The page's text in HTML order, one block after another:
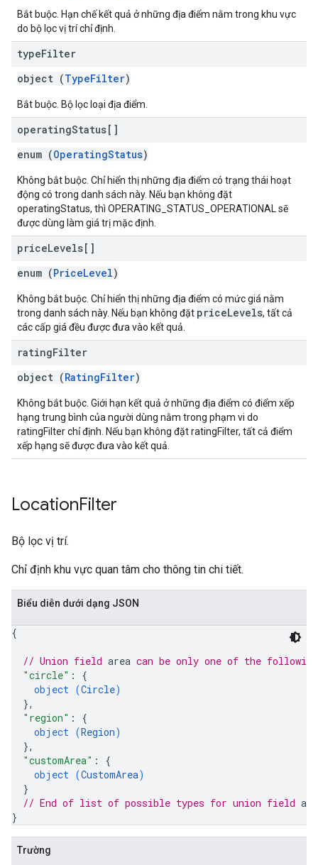
Bắt buộc. Hạn chế kết quả ở những địa điểm nằm trong khu vực
do bộ lọc vị trí chỉ định.
typeFilter
object (TypeFilter)
Bắt buộc. Bộ lọc loại địa điểm.
operatingStatus[]
enum (OperatingStatus)
Không bắt buộc. Chỉ hiển thị những địa điểm có trạng thái hoạt
động có trong danh sách này. Nếu bạn không đặt
operatingStatus, thì OPERATING_STATUS_OPERATIONAL sẽ
được dùng làm giá trị mặc định.
priceLevels[]
enum (PriceLevel)
Không bắt buộc. Chỉ hiển thị những địa điểm có mức giá nằm
trong danh sách này. Nếu bạn không đặt priceLevels, tất cả
các cấp giá đều được đưa vào kết quả.
ratingFilter
object (RatingFilter)
Không bắt buộc. Giới hạn kết quả ở những địa điểm có điểm xếp
hạng trung bình của người dùng nằm trong phạm vi do
ratingFilter chỉ định. Nếu bạn không đặt ratingFilter, tất cả điểm
xếp hạng sẽ được đưa vào kết quả.
LocationFilter
Bộ lọc vị trí.
Chỉ định khu vực quan tâm cho thông tin chi tiết.
Biểu diễn dưới dạng JSON
{
// Union field area can be only one of the
"circle" : {
object (Circle)
},
"region" : {
object (Region)
},
"customArea" : {
object (CustomArea)
}
// End of list of possible types for union field
}
Trường